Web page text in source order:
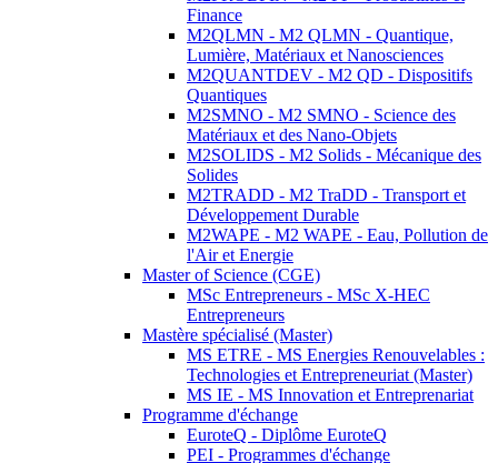
Finance
M2QLMN - M2 QLMN - Quantique,
Lumière, Matériaux et Nanosciences
M2QUANTDEV - M2 QD - Dispositifs
Quantiques
M2SMNO - M2 SMNO - Science des
Matériaux et des Nano-Objets
M2SOLIDS - M2 Solids - Mécanique des
Solides
M2TRADD - M2 TraDD - Transport et
Développement Durable
M2WAPE - M2 WAPE - Eau, Pollution de
l'Air et Energie
Master of Science (CGE)
MSc Entrepreneurs - MSc X-HEC
Entrepreneurs
Mastère spécialisé (Master)
MS ETRE - MS Energies Renouvelables :
Technologies et Entrepreneuriat (Master)
MS IE - MS Innovation et Entreprenariat
Programme d'échange
EuroteQ - Diplôme EuroteQ
PEI - Programmes d'échange